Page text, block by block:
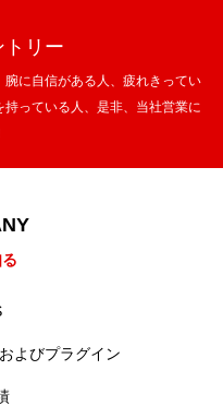
トリー
腕に自信がある人、疲れきってい
持っている人、是非、当社営業に
よびプラグイン